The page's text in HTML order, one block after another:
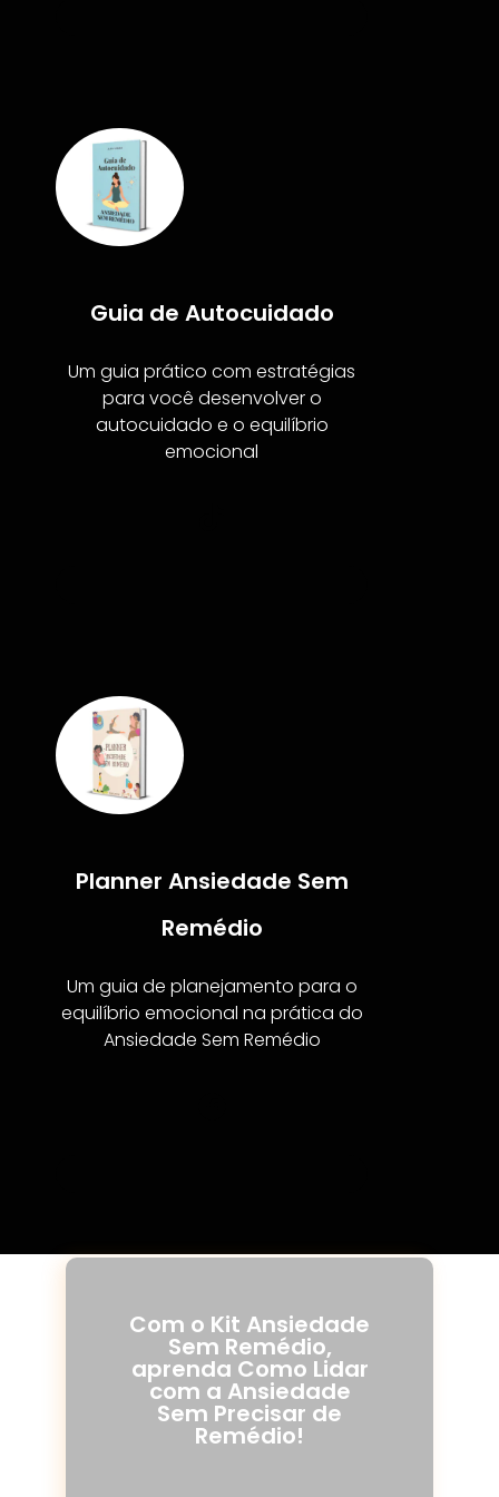
Guia de Autocuidado
Um guia prático com estratégias
para você desenvolver o
autocuidado e o equilíbrio
emocional
Planner Ansiedade Sem
Remédio
Um guia de planejamento para o
equilíbrio emocional na prática do
Ansiedade Sem Remédio
Com o Kit Ansiedade
Sem Remédio,
aprenda Como Lidar
com a Ansiedade
Sem Precisar de
Remédio!